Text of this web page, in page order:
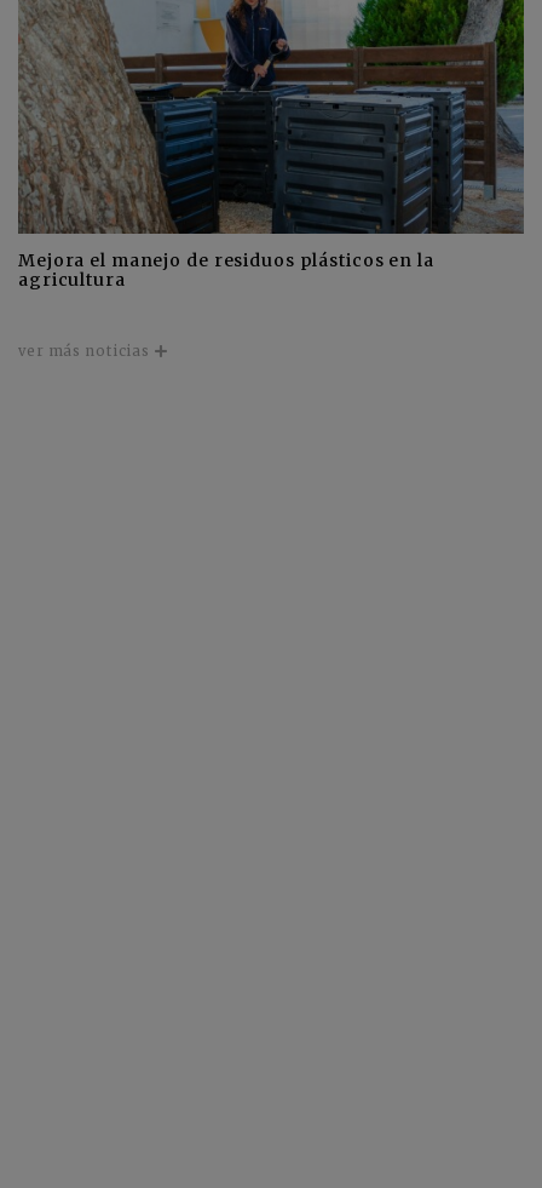
Mejora el manejo de residuos plásticos en la
agricultura
ver más noticias